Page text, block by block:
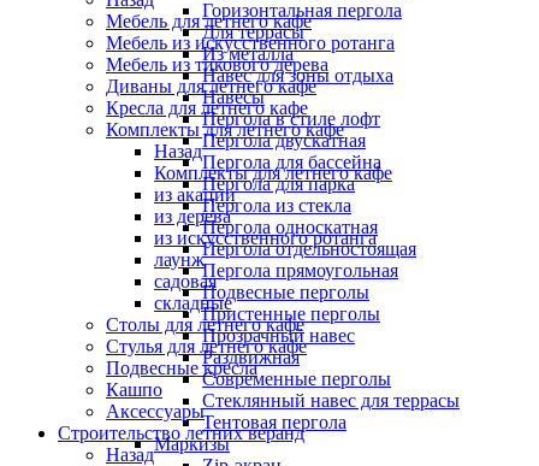
Горизонтальная пергола
Для террасы
Из металла
Навес для зоны отдыха
Навесы
Пергола в стиле лофт
Пергола двускатная
Пергола для бассейна
Пергола для парка
Пергола из стекла
Пергола односкатная
Пергола отдельностоящая
Пергола прямоугольная
Подвесные перголы
Пристенные перголы
Прозрачный навес
Раздвижная
Современные перголы
Стеклянный навес для террасы
Тентовая пергола
Маркизы
Мебель для летнего кафе
Мебель из искусственного ротанга
Мебель из тикового дерева
Диваны для летнего кафе
Кресла для летнего кафе
Комплекты для летнего кафе
Назад
Комплекты для летнего кафе
из акации
из дерева
из искусственного ротанга
лаунж
садовая
складные
Столы для летнего кафе
Стулья для летнего кафе
Подвесные кресла
Кашпо
Аксессуары
Строительство летних веранд
Назад